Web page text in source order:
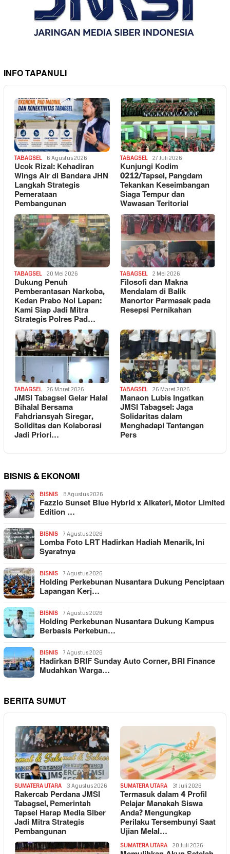
INFO TAPANULI
TABAGSEL 6 Agustus 2026
Ucok Rizal: Kehadiran
Wings Air di Bandara JHN
Langkah Strategis
Pemerataan
Pembangunan
TABAGSEL 27 Juli 2026
Kunjungi Kodim
0212/Tapsel, Pangdam
Tekankan Keseimbangan
Siaga Tempur dan
Wawasan Teritorial
TABAGSEL 20 Mei 2026
Dukung Penuh
Pemberantasan Narkoba,
Kedan Prabo Nol Lapan:
Kami Siap Jadi Mitra
Strategis Polres Pad…
TABAGSEL 2 Mei 2026
Filosofi dan Makna
Mendalam di Balik
Manortor Parmasak pada
Resepsi Pernikahan
TABAGSEL 26 Maret 2026
JMSI Tabagsel Gelar Halal
Bihalal Bersama
Fahdriansyah Siregar,
Soliditas dan Kolaborasi
Jadi Priori…
TABAGSEL 26 Maret 2026
Manaon Lubis Ingatkan
JMSI Tabagsel: Jaga
Solidaritas dalam
Menghadapi Tantangan
Pers
BISNIS & EKONOMI
BISNIS 8 Agustus 2026
Fazzio Sunset Blue Hybrid x Alkateri, Motor Limited
Edition …
BISNIS 7 Agustus 2026
Lomba Foto LRT Hadirkan Hadiah Menarik, Ini
Syaratnya
BISNIS 7 Agustus 2026
Holding Perkebunan Nusantara Dukung Penciptaan
Lapangan Kerj…
BISNIS 7 Agustus 2026
Holding Perkebunan Nusantara Dukung Kampus
Berbasis Perkebun…
BISNIS 7 Agustus 2026
Hadirkan BRIF Sunday Auto Corner, BRI Finance
Mudahkan Warga…
BERITA SUMUT
SUMATERA UTARA 3 Agustus 2026
Rakercab Perdana JMSI
Tabagsel, Pemerintah
Tapsel Harap Media Siber
Jadi Mitra Strategis
Pembangunan
SUMATERA UTARA 31 Juli 2026
Termasuk dalam 4 Profil
Pelajar Manakah Siswa
Anda? Mengungkap
Perilaku Tersembunyi Saat
Ujian Melal…
SUMATERA UTARA 20 Juli 2026